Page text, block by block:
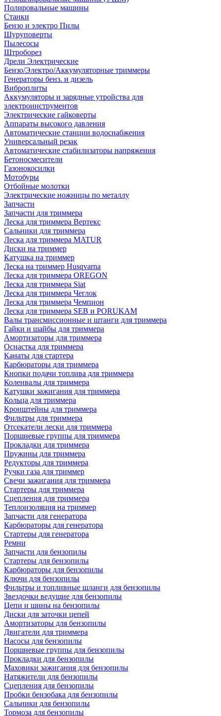
Полировальные машины
Станки
Бензо и электро Пилы
Шуруповерты
Пылесосы
Штроборез
Дрели Электрические
Бензо/Электро/Аккумуляторные триммеры
Генераторы бенз. и дизель
Виброплиты
Аккумуляторы и зарядные утройства для
электроинструментов
Электрические гайковерты
Аппараты высокого давления
Автоматические станции водоснабжения
Универсальный резак
Автоматические стабилизаторы напряжения
Бетоносмесители
Газонокосилки
Мотобуры
Отбойные молотки
Электрические ножницы по металлу
Запчасти
Запчасти для триммера
Леска для триммера Вертекс
Сальники для триммера
Леска для триммера MATUR
Диски на триммер
Катушка на триммер
Леска на триммер Husqvarna
Леска для триммера OREGON
Леска для триммера Siat
Леска для триммера Чеглок
Леска для триммера Чемпион
Леска для триммера SEB и PORUKAM
Валы трансмиссионные и штанги для триммера
Гайки и шайбы для триммера
Амортизаторы для триммера
Оснастка для триммера
Канаты для стартера
Карбюраторы для триммера
Кнопки подачи топлива для триммера
Коленвалы для триммера
Катушки зажигания для триммера
Кольца для триммера
Кронштейны для триммера
Фильтры для триммера
Отсекатели лески для триммера
Поршневые группы для триммера
Прокладки для триммера
Пружины для триммера
Редукторы для триммера
Ручки газа для триммер
Свечи зажигания для триммера
Стартеры для триммера
Сцепления для триммера
Теплоизоляция на триммер
Запчасти для генератора
Карбюраторы для генератора
Стартеры для генератора
Ремни
Запчасти для бензопилы
Стартеры для бензопилы
Карбюраторы для бензопилы
Ключи для бензопилы
Фильтры и топливные шланги для бензопилы
Звездочки ведущие для бензопилы
Цепи и шины на бензопилы
Диски для заточки цепей
Амортизаторы для бензопилы
Двигатели для триммера
Насосы для бензопилы
Поршневые группы для бензопилы
Прокладки для бензопилы
Маховики зажигания для бензопилы
Натяжители для бензопилы
Сцепления для бензопилы
Пробки бензобака для бензопилы
Сальники для бензопилы
Тормоза для бензопилы